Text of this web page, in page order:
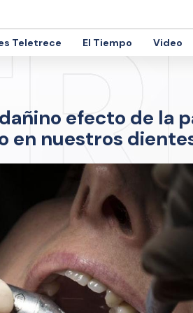
Teletrece El Tiempo Video
efecto de la
en nuestros